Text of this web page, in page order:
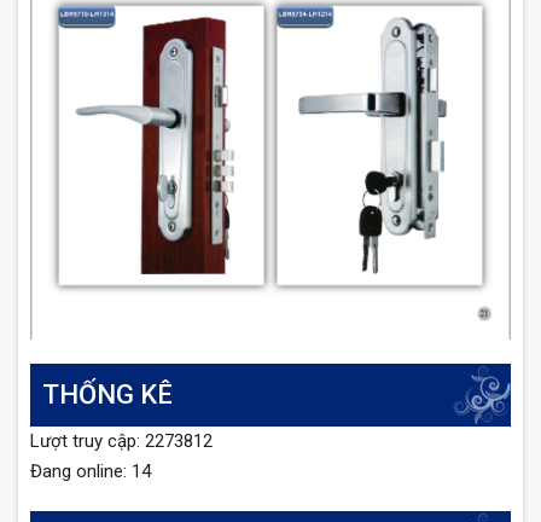
THỐNG KÊ
Lượt truy cập: 2273812
Đang online: 14